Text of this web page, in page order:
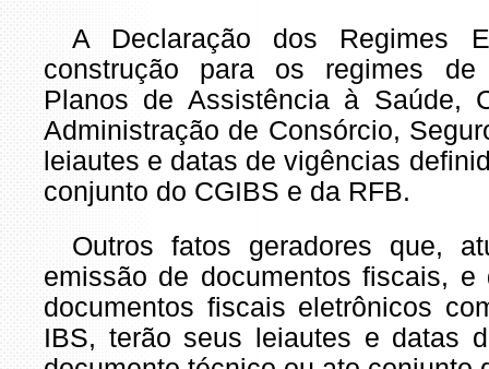
A Declaração dos Regimes
construção para os regimes de
Planos de Assistência à Saúde,
Administração de Consórcio,
leiautes e datas de vigências
conjunto do CGIBS e da RFB.
Outros fatos geradores que,
emissão de documentos fiscais,
documentos fiscais eletrônicos
IBS, terão seus leiautes e datas